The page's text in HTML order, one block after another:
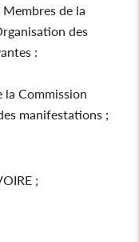
de la
des
:
la Commission
manifestations ;
;